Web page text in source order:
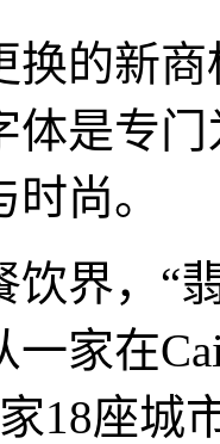
换的新
体是专
尚。
饮界，“
一家在
18座城